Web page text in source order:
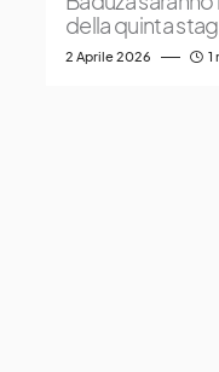
della quinta
2 Aprile 2026 1